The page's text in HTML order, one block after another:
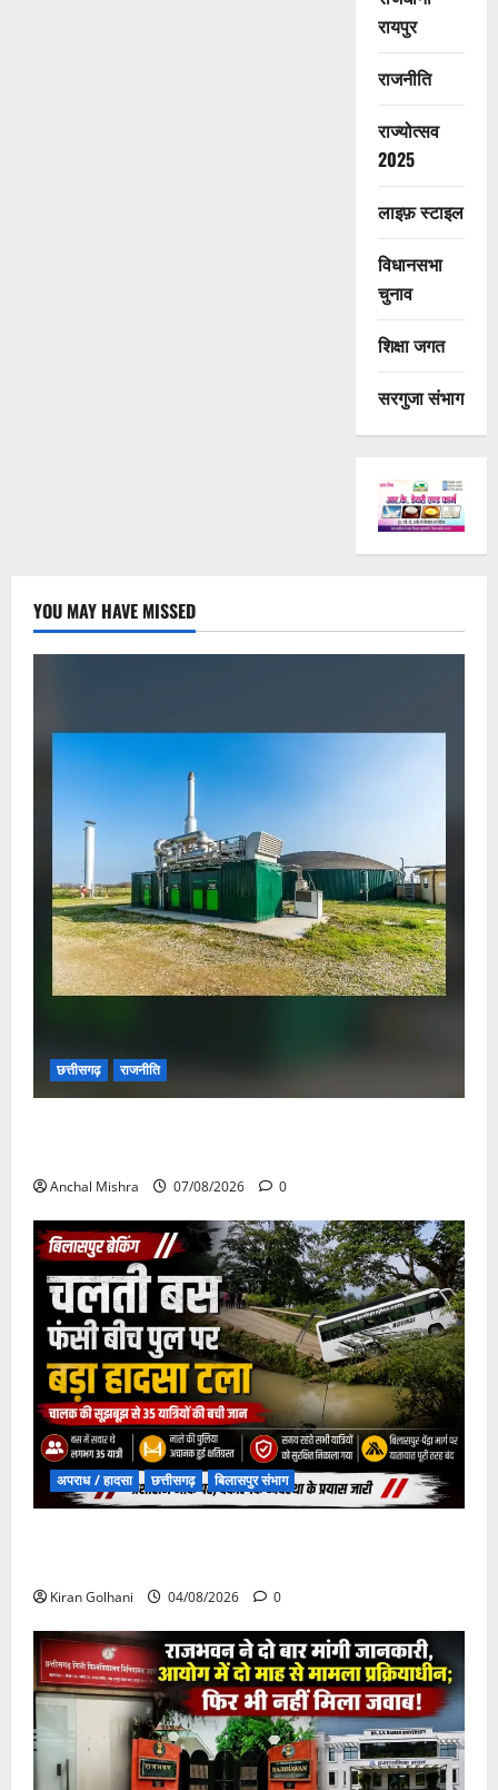
रायपुर
राजनीति
राज्योत्सव
2025
लाइफ़ स्टाइल
विधानसभा
चुनाव
शिक्षा जगत
सरगुजा संभाग
YOU MAY HAVE MISSED
छत्तीसगढ़ राजनीति
Anchal Mishra 07/08/2026 0
अपराध / हादसा छत्तीसगढ़ बिलासपुर संभाग
Kiran Golhani 04/08/2026 0